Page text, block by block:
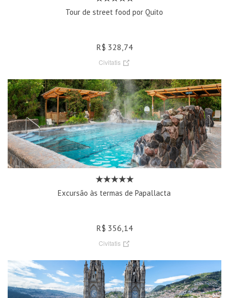
Tour de street food por Quito
R$ 328,74
Civitatis
Excursão às termas de Papallacta
R$ 356,14
Civitatis